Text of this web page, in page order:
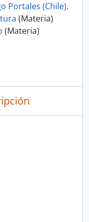
Portales (Chile).
(Materia)
(Materia)